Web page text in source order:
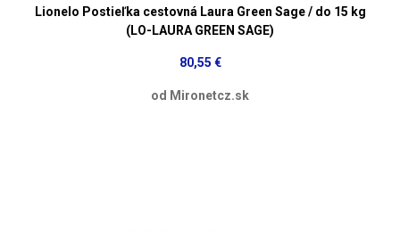
Lionelo Postieľka cestovná Laura Green Sage / do 15 kg
(LO-LAURA GREEN SAGE)
80,55 €
od Mironetcz.sk